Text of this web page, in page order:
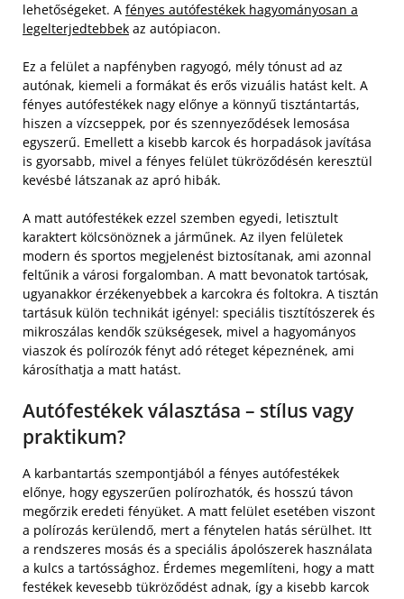
lehetőségeket. A fényes autófestékek hagyományosan a
legelterjedtebbek az autópiacon.
Ez a felület a napfényben ragyogó, mély tónust ad az
autónak, kiemeli a formákat és erős vizuális hatást kelt. A
fényes autófestékek nagy előnye a könnyű tisztántartás,
hiszen a vízcseppek, por és szennyeződések lemosása
egyszerű. Emellett a kisebb karcok és horpadások javítása
is gyorsabb, mivel a fényes felület tükröződésén keresztül
kevésbé látszanak az apró hibák.
A matt autófestékek ezzel szemben egyedi, letisztult
karaktert kölcsönöznek a járműnek. Az ilyen felületek
modern és sportos megjelenést biztosítanak, ami azonnal
feltűnik a városi forgalomban. A matt bevonatok tartósak,
ugyanakkor érzékenyebbek a karcokra és foltokra. A tisztán
tartásuk külön technikát igényel: speciális tisztítószerek és
mikroszálas kendők szükségesek, mivel a hagyományos
viaszok és polírozók fényt adó réteget képeznének, ami
károsíthatja a matt hatást.
Autófestékek választása – stílus vagy
praktikum?
A karbantartás szempontjából a fényes autófestékek
előnye, hogy egyszerűen polírozhatók, és hosszú távon
megőrzik eredeti fényüket. A matt felület esetében viszont
a polírozás kerülendő, mert a fénytelen hatás sérülhet. Itt
a rendszeres mosás és a speciális ápolószerek használata
a kulcs a tartóssághoz. Érdemes megemlíteni, hogy a matt
festékek kevesebb tükröződést adnak, így a kisebb karcok